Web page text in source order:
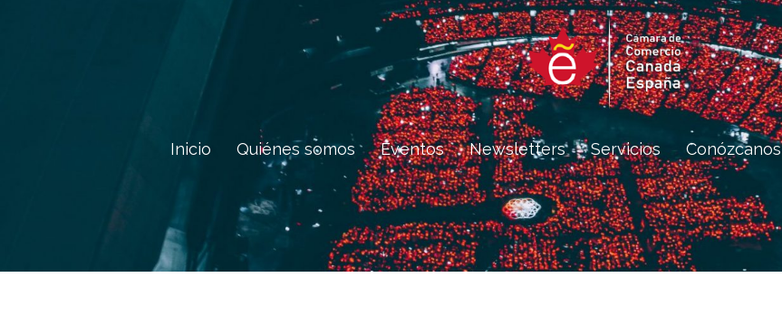
Inicio Quiénes somos Eventos Newsletters Servicios Conózcanos